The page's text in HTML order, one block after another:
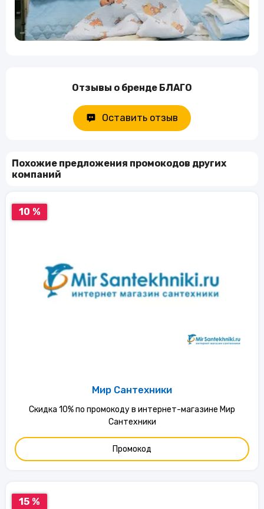
Отзывы о бренде БЛАГО
Оставить отзыв
Похожие предложения промокодов других
компаний
10 %
Мир Сантехники
Скидка 10% по промокоду в интернет-магазине Мир
Сантехники
Промокод
15 %